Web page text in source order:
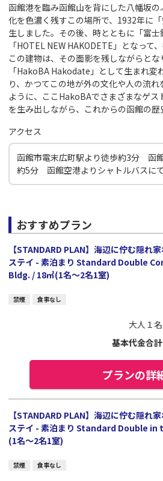
函館港を臨み函館山を背にした八幡坂
化を色濃く残すこの場所で、1932年に
生しました。その後、時とともに「富
「HOTEL NEW HAKODETE」となって
この建物は、その面影を残しながらと
「HakoBA Hakodate」として生まれ変
り、かつてこの地が外の文化や人の流
ように、ここHakoBAでさまざまなゲス
を生み出しながら、これからの函館の歴
アクセス
函館市電末広町駅より徒歩約3分 函
約5分 函館空港よりシャトルバスに
おすすめプラン
【STANDARD PLAN】海辺に佇む隠れ
ステイ - 素泊まり Standard Double
Bldg. / 18㎡(1名～2名1室)
禁煙 食事なし
大人１名
基本代金合計
プランの詳
【STANDARD PLAN】海辺に佇む隠れ
ステイ - 素泊まり Standard Double
(1名～2名1室)
禁煙 食事なし